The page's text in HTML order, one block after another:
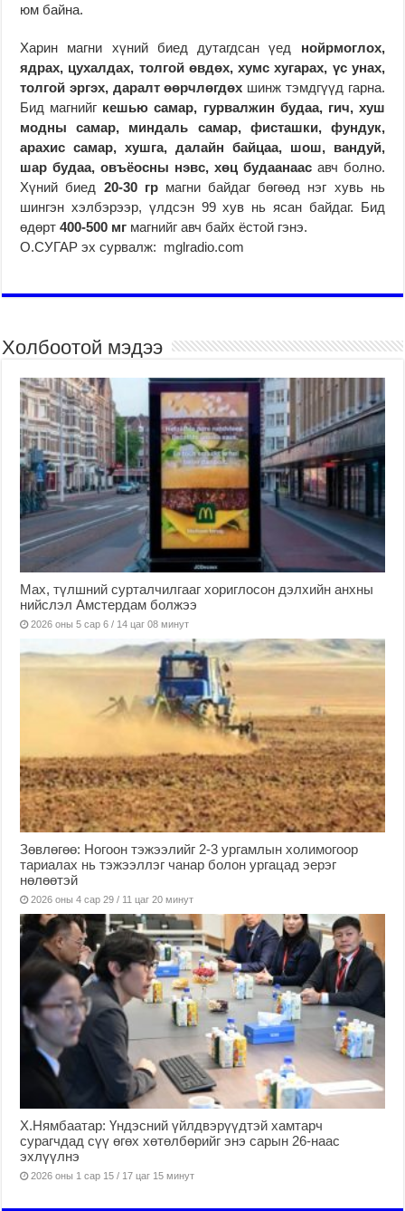
юм байна.
Харин магни хүний биед дутагдсан үед нойрмоглох,
ядрах, цухалдах, толгой өвдөх, хумс хугарах, үс унах,
толгой эргэх, даралт өөрчлөгдөх шинж тэмдгүүд гарна.
Бид магнийг кешью самар, гурвалжин будаа, гич, хуш
модны самар, миндаль самар, фисташки, фундук,
арахис самар, хушга, далайн байцаа, шош, вандуй,
шар будаа, овъёосны нэвс, хөц будаанаасавч болно.
Хүний биед 20-30 грмагни байдаг бөгөөд нэг хувь нь
шингэн хэлбэрээр, үлдсэн 99 хув нь ясан байдаг. Бид
өдөрт400-500 мг магнийг авч байх ёстой гэнэ.
О.СУГАР эх сурвалж: mglradio.com
Холбоотой мэдээ
Мах, түлшний сурталчилгааг хориглосон дэлхийн анхны
нийслэл Амстердам болжээ
2026 оны 5 сар 6 / 14 цаг 08 минут
Зөвлөгөө: Ногоон тэжээлийг 2-3 ургамлын холимогоор
тариалах нь тэжээллэг чанар болон ургацад эерэг
нөлөөтэй
2026 оны 4 сар 29 / 11 цаг 20 минут
Х.Нямбаатар: Үндэсний үйлдвэрүүдтэй хамтарч
сурагчдад сүү өгөх хөтөлбөрийг энэ сарын 26-наас
эхлүүлнэ
2026 оны 1 сар 15 / 17 цаг 15 минут